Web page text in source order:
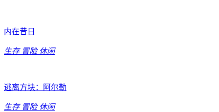
内在昔日
生存 冒险 休闲
逃离方块：阿尔勒
生存 冒险 休闲